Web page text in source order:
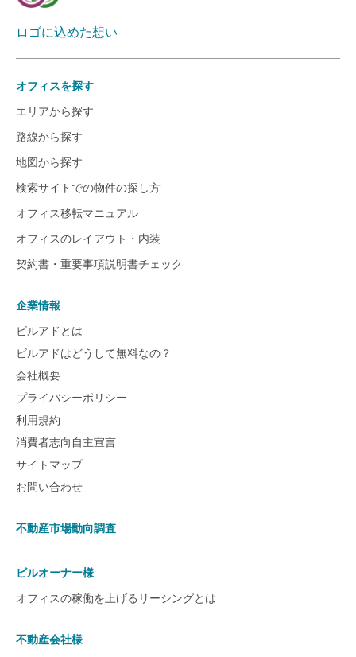
ロゴに込めた想い
オフィスを探す
エリアから探す
路線から探す
地図から探す
検索サイトでの物件の探し方
オフィス移転マニュアル
オフィスのレイアウト・内装
契約書・重要事項説明書チェック
企業情報
ビルアドとは
ビルアドはどうして無料なの？
会社概要
プライバシーポリシー
利用規約
消費者志向自主宣言
サイトマップ
お問い合わせ
不動産市場動向調査
ビルオーナー様
オフィスの稼働を上げるリーシングとは
不動産会社様